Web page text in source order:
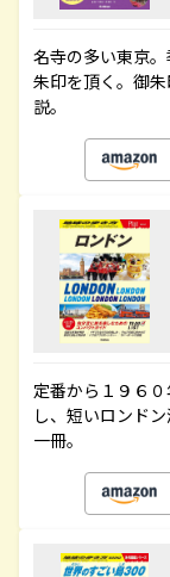
名寺の多い東京
朱印を頂く。御
説。
定番から１９６
し、短いロンド
一冊。